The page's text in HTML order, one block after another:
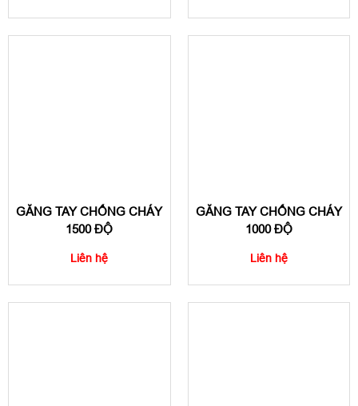
GĂNG TAY CHỐNG CHÁY
1500 ĐỘ
Liên hệ
GĂNG TAY CHỐNG CHÁY
1000 ĐỘ
Liên hệ